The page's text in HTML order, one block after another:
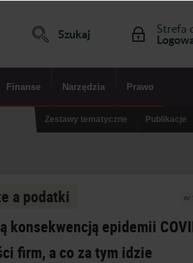
Szukaj Strefa
Finanse Narzędzia Prawo
Zestawy tematyczne Publikacje
a podatki nr
konsekwencją epidemii
firm, a co za tym idzie